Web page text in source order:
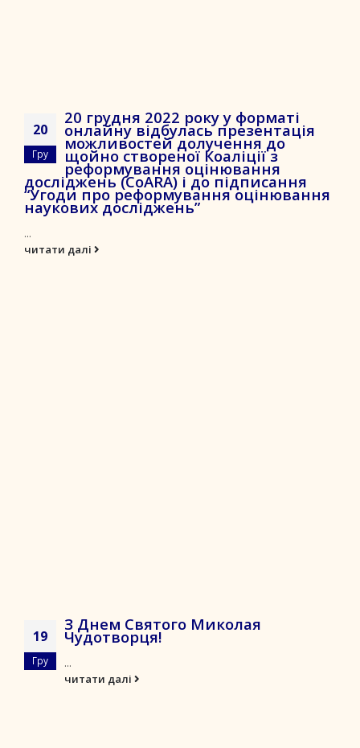
20
Гру
20 грудня 2022 року у форматі
онлайну відбулась презентація
можливостей долучення до
щойно створеної Коаліції з
реформування оцінювання
досліджень (CoARA) і до підписання
“Угоди про реформування оцінювання
наукових досліджень”
...
читати далі
19
Гру
З Днем Святого Миколая
Чудотворця!
...
читати далі